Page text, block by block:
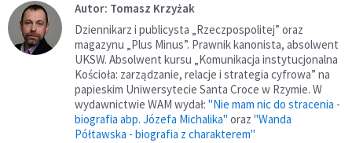
Autor: Tomasz Krzyżak
Dziennikarz i publicysta „Rzeczpospolitej” oraz
magazynu „Plus Minus”. Prawnik kanonista, absolwent
UKSW. Absolwent kursu „Komunikacja instytucjonalna
Kościoła: zarządzanie, relacje i strategia cyfrowa” na
papieskim Uniwersytecie Santa Croce w Rzymie. W
wydawnictwie WAM wydał: "Nie mam nic do stracenia -
biografia abp. Józefa Michalika" oraz "Wanda
Półtawska - biografia z charakterem"